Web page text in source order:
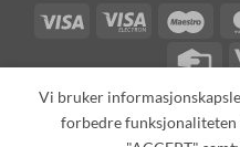
Visa
Visa
Electron
TILBAKEKALLINGER
Vi bruker
forbedre funksjonaliteten